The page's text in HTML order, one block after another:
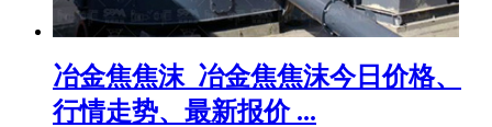
冶金焦焦沫_冶金焦焦沫今日价格、
行情走势、最新报价 ...